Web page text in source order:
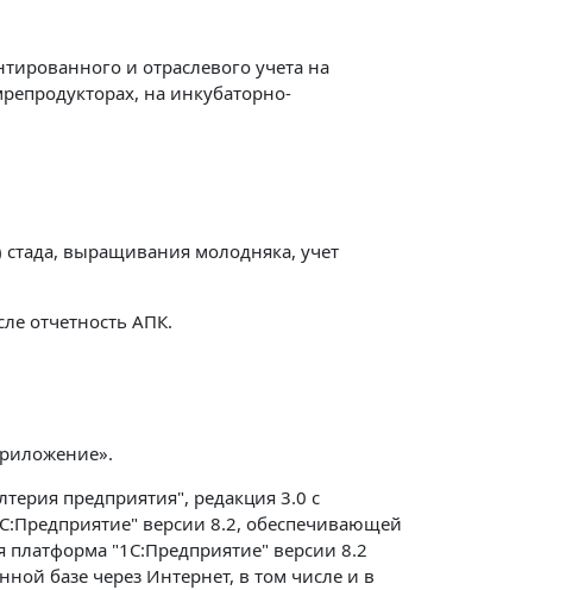
и отраслевого учета на
на инкубаторно-
выращивания молодняка, учет
отчетность АПК.
предприятия", редакция 3.0 с
версии 8.2, обеспечивающей
платформа "1С:Предприятие" версии 8.2
базе через Интернет, в том числе и в